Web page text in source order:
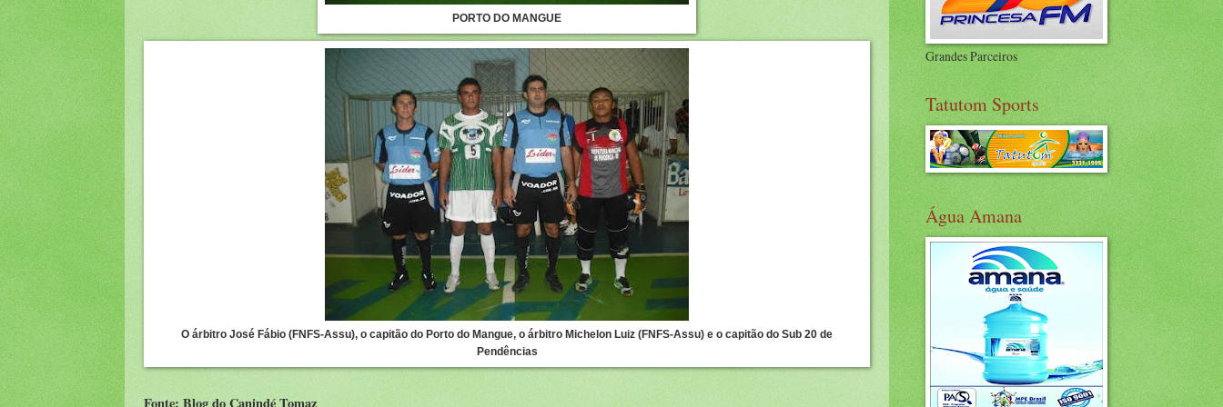
PORTO DO MANGUE
O árbitro José Fábio (FNFS-Assu), o capitão do Porto do Mangue, o árbitro Michelon Luiz (FNFS-Assu) e o capitão do Sub 20 de
Pendências
Grandes Parceiros
Tatutom Sports
Água Amana